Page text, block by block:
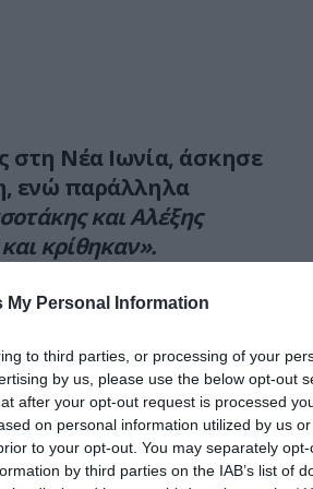
My Personal Information
to third parties, or processing of your
by us, please use the below opt-out
after your opt-out request is processed
on personal information utilized by us
to your opt-out. You may separately
by third parties on the IAB’s list of
στη Νέα Ιωνία, άσκησε
ενώ παράλληλα
και Αλέξης
κρίθηκαν».
Δεν μπορεί να
θυμωμένου
Θέλει έλεγχο στην
καρτέλ και στα
στα βασικά αγαθά. Δεν
που όμως η Κύπρος το